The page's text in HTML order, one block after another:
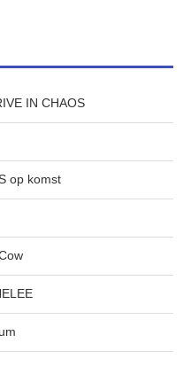
IN CHAOS
op komst